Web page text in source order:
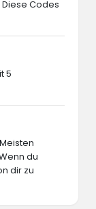
Codes
5
du
dir zu